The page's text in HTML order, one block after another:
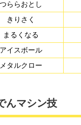
つららおとし
きりさく
まるくなる
アイスボール
メタルクロー
んマシン技